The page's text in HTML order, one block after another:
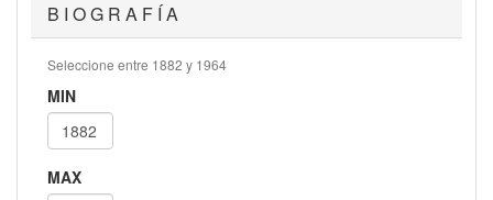
B I O G R A F Í A
Seleccione entre 1882 y 1964
MIN
MAX